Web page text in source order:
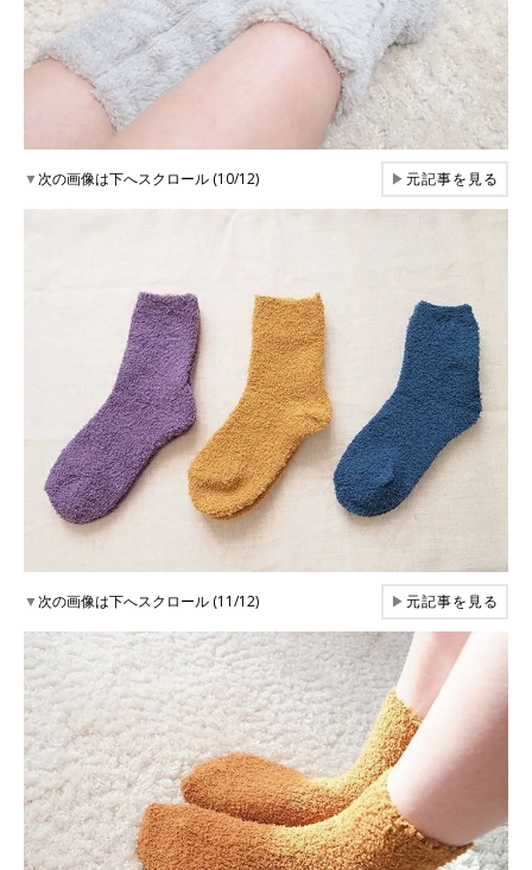
▼次の画像は下へスクロール (10/12) ▶元記事を見る
▼次の画像は下へスクロール (11/12) ▶元記事を見る